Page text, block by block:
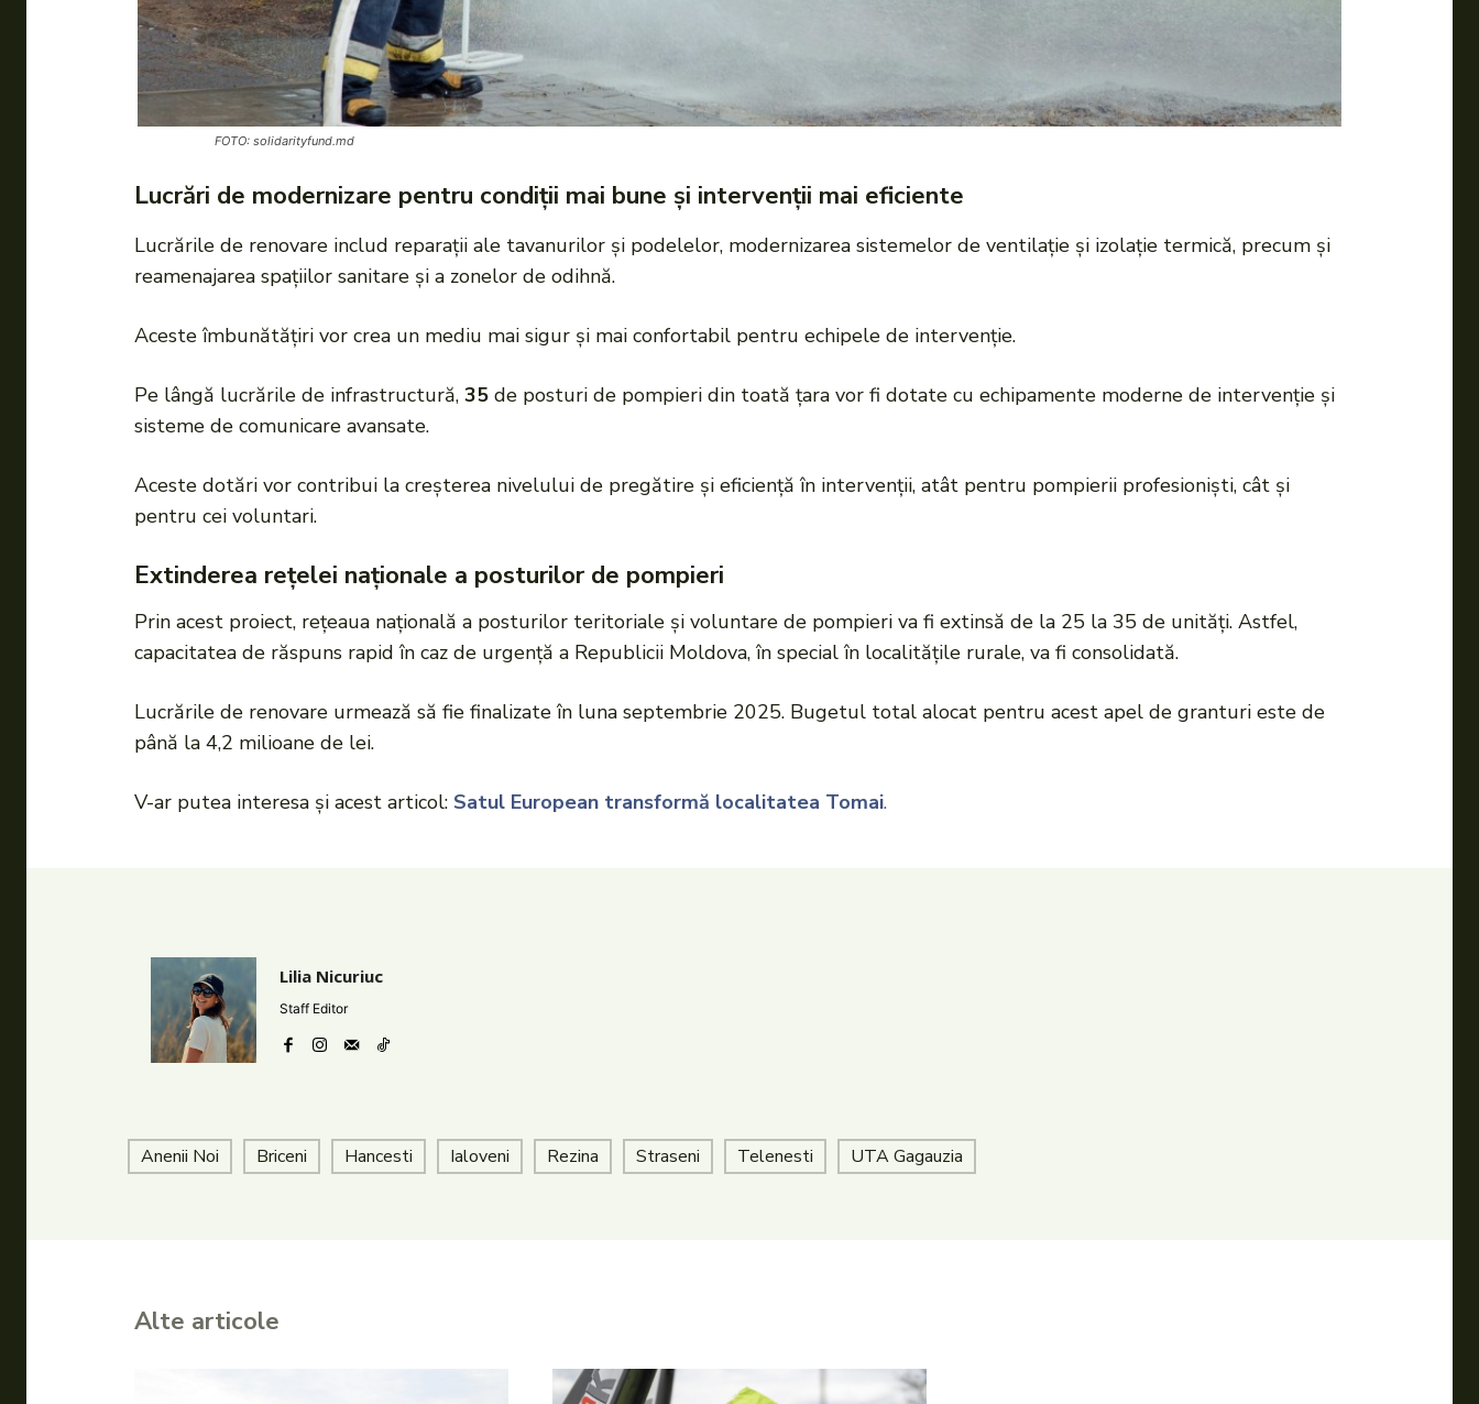
FOTO: solidarityfund.md
Lucrări de modernizare pentru condiții mai bune și intervenții mai eficiente
Lucrările de renovare includ reparații ale tavanurilor și podelelor, modernizarea sistemelor de ventilație și izolație termică, precum și
reamenajarea spațiilor sanitare și a zonelor de odihnă.
Aceste îmbunătățiri vor crea un mediu mai sigur și mai confortabil pentru echipele de intervenție.
Pe lângă lucrările de infrastructură, 35 de posturi de pompieri din toată țara vor fi dotate cu echipamente moderne de intervenție și
sisteme de comunicare avansate.
Aceste dotări vor contribui la creșterea nivelului de pregătire și eficiență în intervenții, atât pentru pompierii profesioniști, cât și
pentru cei voluntari.
Extinderea rețelei naționale a posturilor de pompieri
Prin acest proiect, rețeaua națională a posturilor teritoriale și voluntare de pompieri va fi extinsă de la 25 la 35 de unități. Astfel,
capacitatea de răspuns rapid în caz de urgență a Republicii Moldova, în special în localitățile rurale, va fi consolidată.
Lucrările de renovare urmează să fie finalizate în luna septembrie 2025. Bugetul total alocat pentru acest apel de granturi este de
până la 4,2 milioane de lei.
V-ar putea interesa și acest articol: Satul European transformă localitatea Tomai.
Lilia Nicuriuc
Staff Editor
Anenii Noi Briceni Hancesti Ialoveni Rezina Straseni Telenesti UTA Gagauzia
Alte articole